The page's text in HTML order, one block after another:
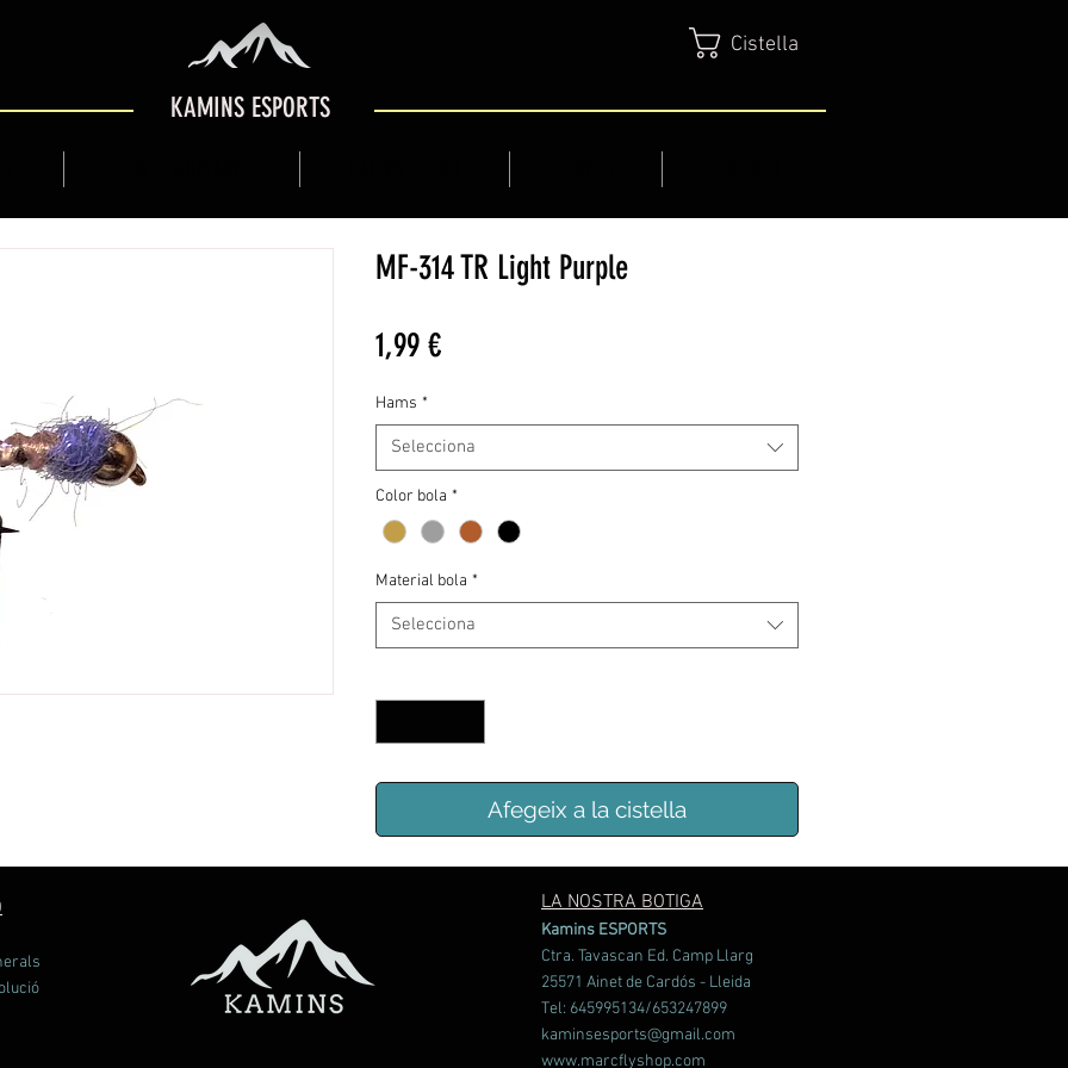
Cistella
KAMINS ESPORTS
MF-314 TR Light Purple
1,99 €Price
Hams *
Selecciona
Color bola *
Material bola *
Selecciona
Afegeix a la cistella
LA NOSTRA BOTIGA
Kamins ESPORTS
Ctra. Tavascan Ed. Camp Llarg
25571 Ainet de Cardós - Lleida
Tel: 645995134/653247899
kaminsesports@gmail.com
www.marcflyshop.com